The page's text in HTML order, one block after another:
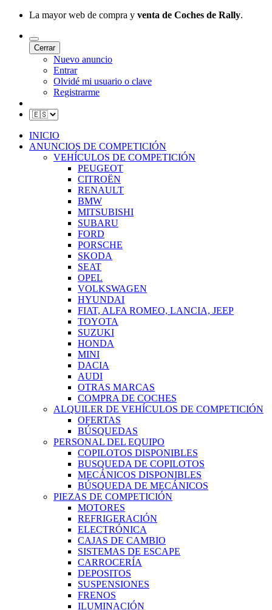
La mayor web de compra y venta de Coches de Rally.
Cerrar
Nuevo anuncio
Entrar
Olvidé mi usuario o clave
Registrarme
INICIO
ANUNCIOS DE COMPETICIÓN
VEHÍCULOS DE COMPETICIÓN
PEUGEOT
CITROËN
RENAULT
BMW
MITSUBISHI
SUBARU
FORD
PORSCHE
SKODA
SEAT
OPEL
VOLKSWAGEN
HYUNDAI
FIAT, ALFA ROMEO, LANCIA, JEEP
TOYOTA
SUZUKI
HONDA
MINI
DACIA
AUDI
OTRAS MARCAS
COMPRA DE COCHES
ALQUILER DE VEHÍCULOS DE COMPETICIÓN
OFERTAS
BÚSQUEDAS
PERSONAL DEL EQUIPO
COPILOTOS DISPONIBLES
BUSQUEDA DE COPILOTOS
MECÁNICOS DISPONIBLES
BÚSQUEDA DE MECÁNICOS
PIEZAS DE COMPETICIÓN
MOTORES
REFRIGERACIÓN
ELECTRÓNICA
CAJAS DE CAMBIO
SISTEMAS DE ESCAPE
CARROCERÍA
DEPOSITOS
SUSPENSIONES
FRENOS
ILUMINACIÓN